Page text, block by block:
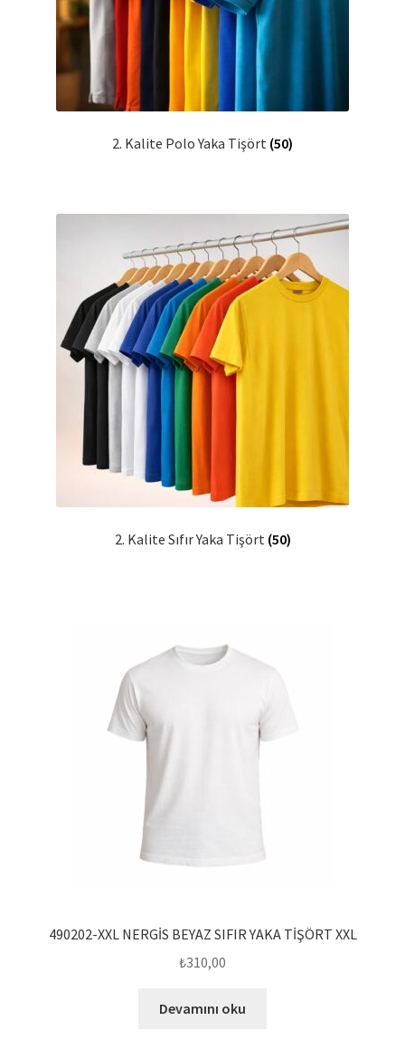
2. Kalite Polo Yaka Tişört (50)
2. Kalite Sıfır Yaka Tişört (50)
490202-XXL NERGİS BEYAZ SIFIR YAKA TİŞÖRT XXL
₺310,00
Devamını oku